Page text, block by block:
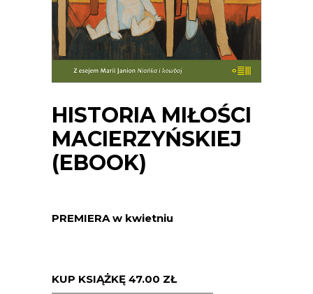
HISTORIA MIŁOŚCI
MACIERZYŃSKIEJ
(EBOOK)
PREMIERA w kwietniu
KUP KSIĄŻKĘ 47.00 ZŁ